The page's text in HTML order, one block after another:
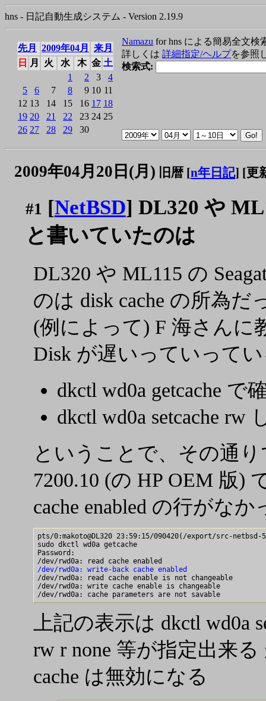
hns - 日記自動生成システム - Version 2.19.9
先月 2009年04月
来月
日
月 火 水 木 金 土
1
2 3
4
5
6 7 8 9 10 11
12 13 14 15 16 17 18
19 20 21 22 23 24 25
26 27 28 29 30
Namazu for hns による簡易全文検
詳しくは 詳細指定/ヘルプを参照
検索式:
2009年04月20日(月) 旧暦 [n年日記] [更
#1 [NetBSD] DL320 や
と書いていたのは
DL320 や ML115 の
のは disk cache の所為だ
(例によって) F 海さんに
Disk が遅いっていって
dkctl wd0a getcache で
dkctl wd0a setcache rw
ということで、その通り
7200.10 (の HP OEM 版)
cache enabled の行がなか
pts/0:makoto@DL320 23:59:15/090420(/export/src-
sudo dkctl wd0a getcache
Password:
/dev/rwd0a: write-back cache enabled
/dev/rwd0a: read cache enable is not changeable
/dev/rwd0a: write cache enable is changeable
上記の表示は dkctl wd0a
rw r none 等が指定出来
cache は無効になる